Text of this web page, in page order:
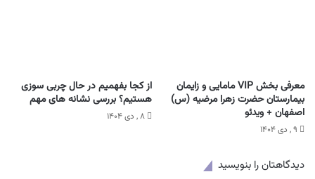
معرفی بخش VIP مامایی و زایمان
بیمارستان حضرت زهرا مرضیه (س)
اصفهان + ویدئو
۹ , دی ۱۴۰۴
از کجا بفهمیم در حال چربی سوزی
هستیم؟ بررسی نشانه های مهم
۸ , دی ۱۴۰۴
دیدگاهتان را بنویسید